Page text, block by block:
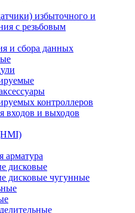
избыточного и
с резьбовым
и сбора данных
контроллеров
входов и выходов
арматура
дисковые
дисковые чугунные